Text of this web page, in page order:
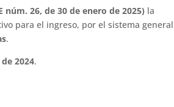
núm. 26, de 30 de enero de 2025) la
para el ingreso, por el sistema general
.
2024.